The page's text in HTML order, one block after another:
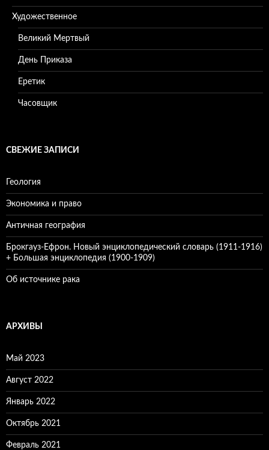
Художественное
Великий Мертвый
День Приказа
Еретик
Часовщик
СВЕЖИЕ ЗАПИСИ
Геология
Экономика и право
Античная география
Брокгауз-Ефрон. Новый энциклопедический словарь (1911-1916)
+ Большая энциклопедия (1900-1909)
Об источнике рака
АРХИВЫ
Май 2023
Август 2022
Январь 2022
Октябрь 2021
Февраль 2021